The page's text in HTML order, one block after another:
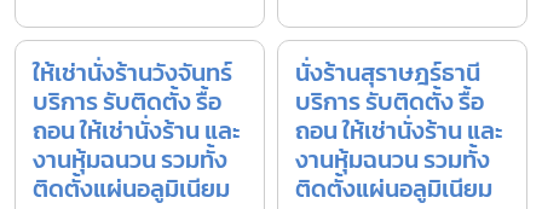
ให้เช่านั่งร้านวังจันทร์
บริการ รับติดตั้ง รื้อ
ถอน ให้เช่านั่งร้าน และ
งานหุ้มฉนวน รวมทั้ง
ติดตั้งแผ่นอลูมิเนียม
นั่งร้านสุราษฎร์ธานี
บริการ รับติดตั้ง รื้อ
ถอน ให้เช่านั่งร้าน และ
งานหุ้มฉนวน รวมทั้ง
ติดตั้งแผ่นอลูมิเนียม